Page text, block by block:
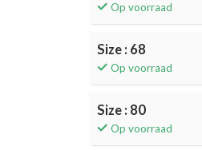
Op voorraad
Size : 68
Op voorraad
Size : 80
Op voorraad